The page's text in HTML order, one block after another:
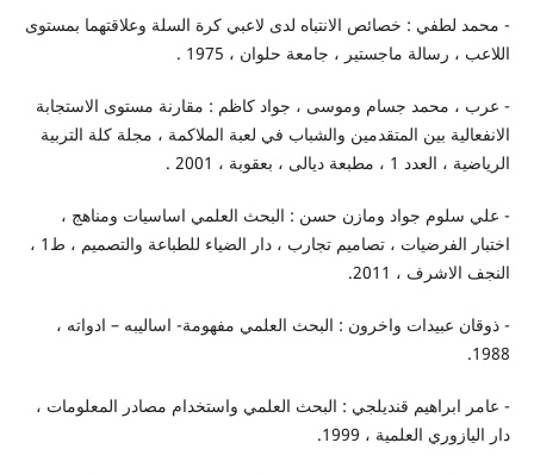
- محمد لطفي : خصائص الانتباه لدى لاعبي كرة السلة وعلاقتهما بمستوى
اللاعب ، رسالة ماجستير ، جامعة حلوان ، 1975 .
- عرب ، محمد جسام وموسى ، جواد كاظم : مقارنة مستوى الاستجابة
الانفعالية بين المتقدمين والشباب في لعبة الملاكمة ، مجلة كلة التربية
الرياضية ، العدد 1 ، مطبعة ديالى ، بعقوبة ، 2001 .
- علي سلوم جواد ومازن حسن : البحث العلمي اساسيات ومناهج ،
اختبار الفرضيات ، تصاميم تجارب ، دار الضياء للطباعة والتصميم ، ط1 ،
النجف الاشرف ، 2011.
- ذوقان عبيدات واخرون : البحث العلمي مفهومة- اساليبه – ادواته ،
1988.
- عامر ابراهيم قنديلجي : البحث العلمي واستخدام مصادر المعلومات ،
دار اليازوري العلمية ، 1999.